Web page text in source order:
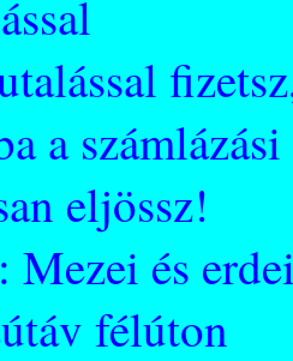
a
eljössz!
Mezei és
félúton